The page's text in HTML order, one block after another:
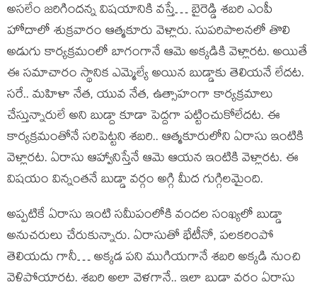
అసలేం జరిగిందన్న విషయానికి వస్తే… బైరెడ్డి శబరి ఎంపీ
హోదాలో శుక్రవారం ఆత్మకూరు వెళ్లారు. సుపరిపాలనలో తొలి
అడుగు కార్యక్రమంలో బాగంగానే ఆమె అక్కడికి వెళ్లారట. అయితే
ఈ సమాచారం స్థానిక ఎమ్మెల్యే అయిన బుడ్డాకు తెలియనే లేదట.
సరే.. మహిళా నేత, యువ నేత, ఉత్సాహంగా కార్యక్రమాలు
చేస్తున్నారులే అని బుడ్దా కూడా పెద్దగా పట్టించుకోలేదట. ఈ
కార్యక్రమంతోనే సరిపెట్టని శబరి.. ఆత్మకూరులోని ఏరాసు ఇంటికి
వెళ్లారట. ఏరాసు ఆహ్వానిస్తేనే ఆమె ఆయన ఇంటికి వెళ్లారట. ఈ
విషయం విన్నంతనే బుడ్డా వర్గం అగ్గి మీద గుగ్గిలమైంది.
అప్పటికే ఏరాసు ఇంటి సమీపంలోకి వందల సంఖ్యలో బుడ్డా
అనుచరులు చేరుకున్నారు. ఏరాసుతో భేటీనో, పలకరింపో
తెలియదు గానీ… అక్కడ పని ముగియగానే శబరి అక్కడి నుంచి